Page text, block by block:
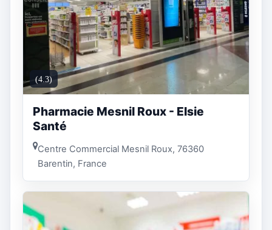
(4.3)
Pharmacie Mesnil Roux - Elsie
Santé
Centre Commercial Mesnil Roux, 76360
Barentin, France